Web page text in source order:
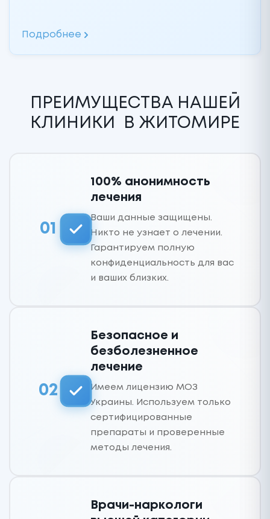
Подробнее
ПРЕИМУЩЕСТВА НАШЕЙ
КЛИНИКИ
В ЖИТОМИРЕ
01
100% анонимность
лечения
Ваши данные защищены.
Никто не узнает о лечении.
Гарантируем полную
конфиденциальность для вас
и ваших близких.
02
Безопасное и
безболезненное
лечение
Имеем лицензию МОЗ
Украины. Используем только
сертифицированные
препараты и проверенные
методы лечения.
Врачи-наркологи